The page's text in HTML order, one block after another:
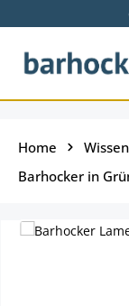
Zum Hauptinhalt
Home
Barhocker in